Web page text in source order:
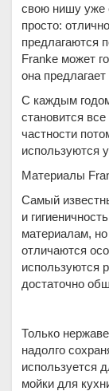
свою нишу уже
просто:
предлагаются
Franke может
она
С каждым
становится
частности
используются
Материалы
Самый
и
материалам,
отличаются
используются
достаточно
Только
надолго
используется
мойки для